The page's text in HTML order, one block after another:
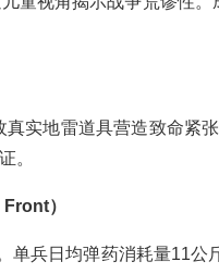
实地雷道具营造致命紧
。
）
单兵日均弹药消耗量11